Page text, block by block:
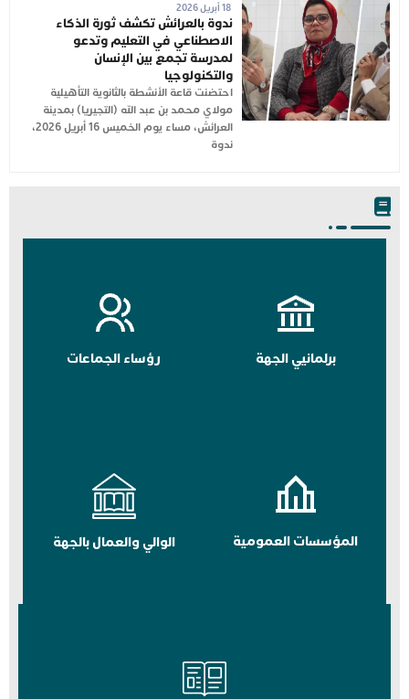
18 أبريل 2026
ندوة بالعرائش تكشف ثورة الذكاء
الاصطناعي في التعليم وتدعو
لمدرسة تجمع بين الإنسان
والتكنولوجيا
احتضنت قاعة الأنشطة بالثانوية التأهيلية
مولاي محمد بن عبد الله (التجيريا) بمدينة
العرائش، مساء يوم الخميس 16 أبريل 2026،
ندوة
برلمانيي الجهة رؤساء الجماعات
المؤسسات العمومية الوالي والعمال بالجهة